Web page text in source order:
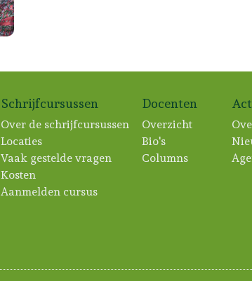
Schrijfcursussen
Over de schrijfcursussen
Locaties
Vaak gestelde vragen
Kosten
Aanmelden cursus
Docenten
Overzicht
Bio's
Columns